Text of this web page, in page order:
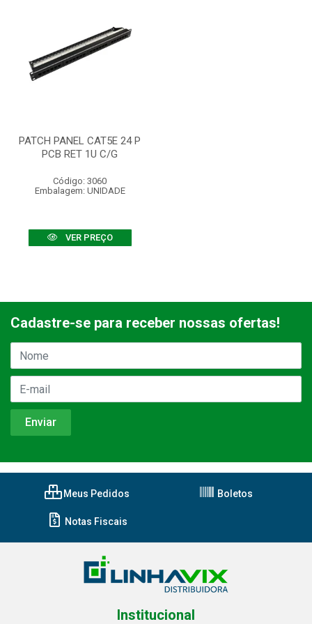
PATCH PANEL CAT5E 24 P
PCB RET 1U C/G
Código: 3060
Embalagem: UNIDADE
VER PREÇO
Cadastre-se para receber nossas ofertas!
Meus Pedidos Boletos
Notas Fiscais
Institucional